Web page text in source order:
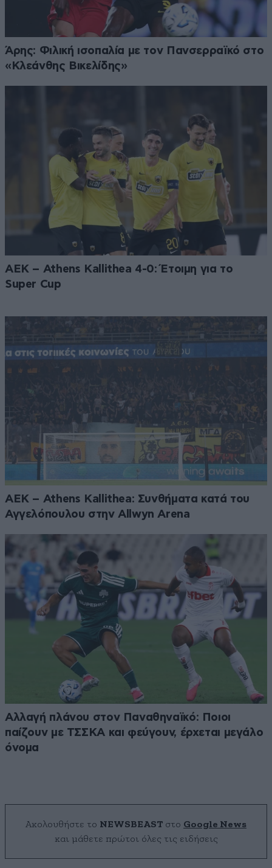
Άρης: Φιλική ισοπαλία με τον Πανσερραϊκό στο
«Κλεάνθης Βικελίδης»
ΑΕΚ – Athens Kallithea 4-0: Έτοιμη για το
Super Cup
ΑΕΚ – Athens Kallithea: Συνθήματα κατά του
Αγγελόπουλου στην Allwyn Arena
Αλλαγή πλάνου στον Παναθηναϊκό: Ποιοι
παίζουν με ΤΣΣΚΑ και φεύγουν, έρχεται μεγάλο
όνομα
Ακολουθήστε το NEWSBEAST στο Google News
και μάθετε πρώτοι όλες τις ειδήσεις